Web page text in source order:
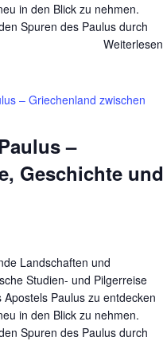
in den Blick zu nehmen.
Spuren des Paulus durch
Weiterlesen
–
Geschichte und
– Griechenland zwischen
Landschaften und
Studien- und Pilgerreise
Paulus zu entdecken
in den Blick zu nehmen.
Spuren des Paulus durch